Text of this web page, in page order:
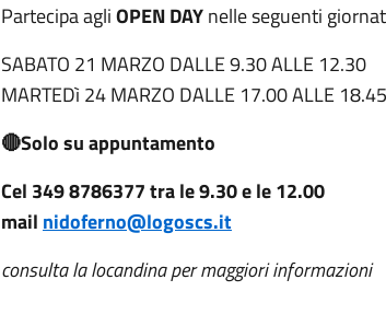
Partecipa agliOPEN DAYnelle seguenti
SABATO 21 MARZO DALLE 9.30 ALLE 12.30
MARTEDì 24 MARZO DALLE 17.00 ALLE 18.45
🔴Solo su appuntamento
Cel 349 8786377 tra le 9.30 e le 12.00
mail nidoferno@logoscs.it
consulta la locandina per maggiori informazioni